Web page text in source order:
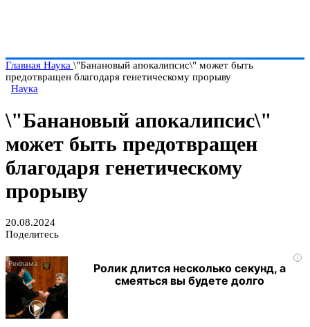
Главная Наука \"Банановый апокалипсис\" может быть
предотвращен благодаря генетическому прорыву
Наука
\"Банановый апокалипсис\"
может быть предотвращен
благодаря генетическому
прорыву
20.08.2024
Поделитесь
i
Ролик длится несколько секунд, а
смеяться вы будете долго